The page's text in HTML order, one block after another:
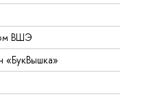
ВШЭ
«БукВышка»